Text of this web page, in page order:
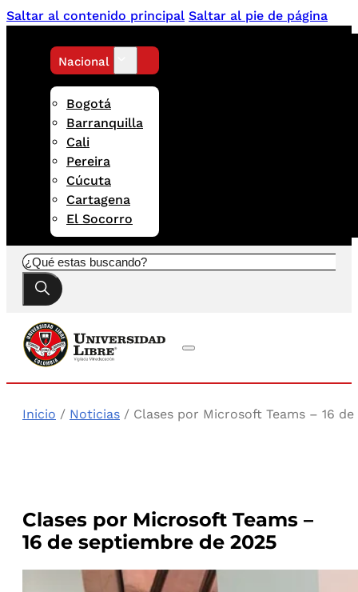
Saltar al contenido principal Saltar al pie de página
Nacional
Bogotá
Barranquilla
Cali
Pereira
Cúcuta
Cartagena
El Socorro
Buscar
Inicio / Noticias / Clases por Microsoft Teams – 16
Clases por Microsoft Teams –
16 de septiembre de 2025